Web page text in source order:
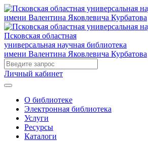
Псковская областная
универсальная научная библиотека
имени Валентина Яковлевича Курбатова
Личный кабинет
О библиотеке
Электронная библиотека
Услуги
Ресурсы
Каталоги